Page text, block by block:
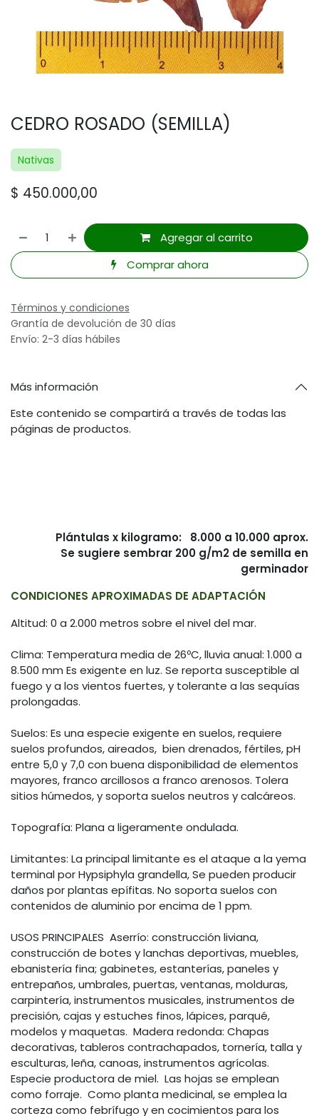
CEDRO ROSADO (SEMILLA)
Nativas
$ 450.000,00
Agregar al carrito
Comprar ahora
Términos y condiciones
Grantía de devolución de 30 días
Envío: 2-3 días hábiles
Más información
Este contenido se compartirá a través de todas las
páginas de productos.
Plántulas x kilogramo: 8.000 a 10.000 aprox.
Se sugiere sembrar 200 g/m2 de semilla en
germinador
CONDICIONES APROXIMADAS DE ADAPTACIÓN
Altitud: 0 a 2.000 metros sobre el nivel del mar.
Clima: Temperatura media de 26ºC, lluvia anual: 1.000 a
8.500 mm Es exigente en luz. Se reporta susceptible al
fuego y a los vientos fuertes, y tolerante a las sequías
prolongadas.
Suelos: Es una especie exigente en suelos, requiere
suelos profundos, aireados, bien drenados, fértiles, pH
entre 5,0 y 7,0 con buena disponibilidad de elementos
mayores, franco arcillosos a franco arenosos. Tolera
sitios húmedos, y soporta suelos neutros y calcáreos.
Topografía: Plana a ligeramente ondulada.
Limitantes: La principal limitante es el ataque a la yema
terminal por Hypsiphyla grandella, Se pueden producir
daños por plantas epífitas. No soporta suelos con
contenidos de aluminio por encima de 1 ppm.
USOS PRINCIPALES Aserrío: construcción liviana,
construcción de botes y lanchas deportivas, muebles,
ebanistería fina; gabinetes, estanterías, paneles y
entrepaños, umbrales, puertas, ventanas, molduras,
carpintería, instrumentos musicales, instrumentos de
precisión, cajas y estuches finos, lápices, parqué,
modelos y maquetas. Madera redonda: Chapas
decorativas, tableros contrachapados, tornería, talla y
esculturas, leña, canoas, instrumentos agrícolas.
Especie productora de miel. Las hojas se emplean
como forraje. Como planta medicinal, se emplea la
corteza como febrífugo y en cocimientos para los